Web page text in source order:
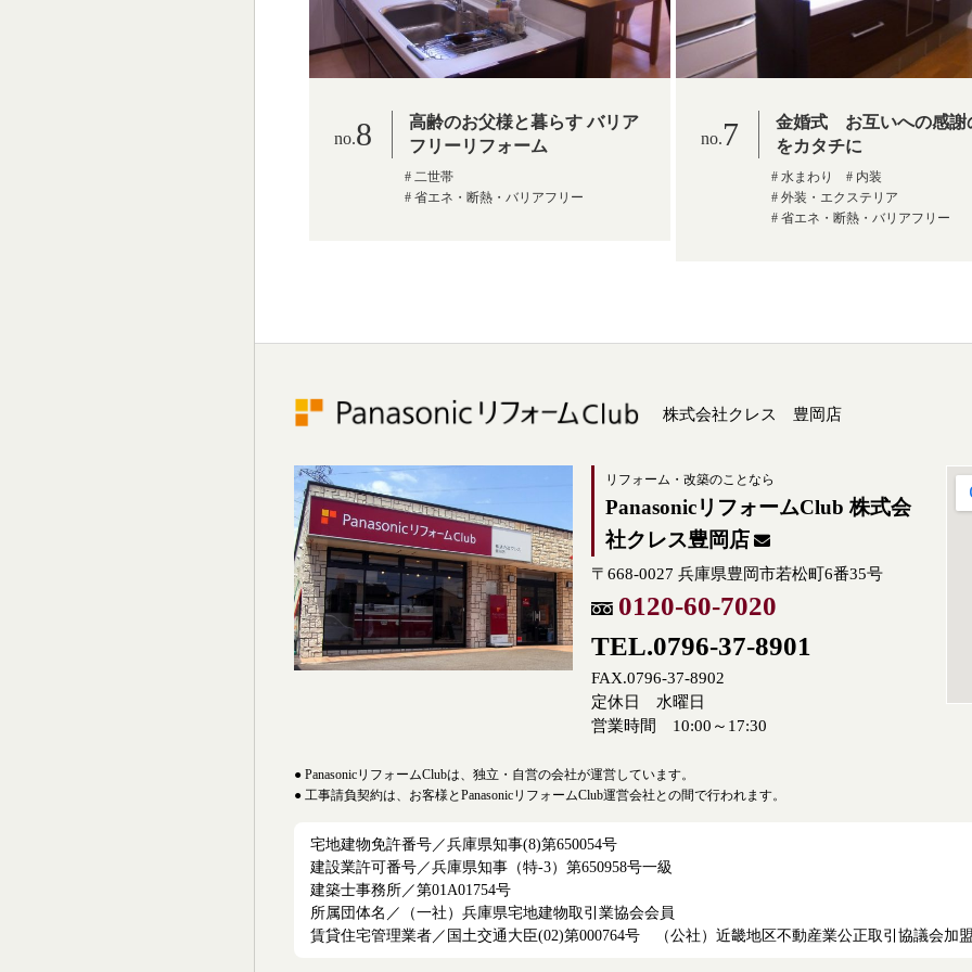
8
高齢のお父様と暮らす バリア
フリーリフォーム
二世帯
省エネ・断熱・バリアフリー
7
金婚式 お互いへの感謝
をカタチに
水まわり
内装
外装・エクステリア
省エネ・断熱・バリアフリー
株式会社クレス 豊岡店
リフォーム・改築のことなら
PanasonicリフォームClub 株式会
社クレス豊岡店
〒668-0027 兵庫県豊岡市若松町6番35号
0120-60-7020
TEL.0796-37-8901
FAX.0796-37-8902
定休日 水曜日
営業時間 10:00～17:30
● PanasonicリフォームClubは、独立・自営の会社が運営しています。
● 工事請負契約は、お客様とPanasonicリフォームClub運営会社との間で行われます。
宅地建物免許番号／兵庫県知事(8)第650054号
建設業許可番号／兵庫県知事（特-3）第650958号一級
建築士事務所／第01A01754号
所属団体名／（一社）兵庫県宅地建物取引業協会会員
賃貸住宅管理業者／国土交通大臣(02)第000764号 （公社）近畿地区不動産業公正取引協議会加